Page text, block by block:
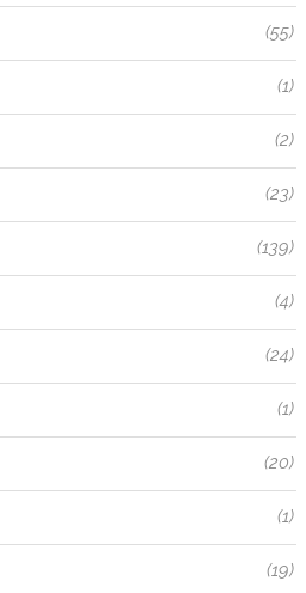
(55)
(1)
(2)
(23)
(139)
(4)
(24)
(1)
(20)
(1)
(19)